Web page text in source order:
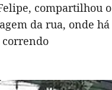
compartilhou o
da rua, onde há
correndo